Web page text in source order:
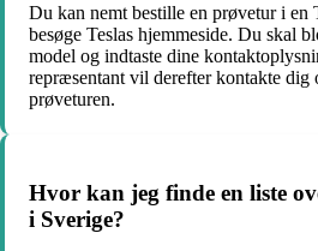
Du kan nemt bestille en prøvetur i en
besøge Teslas hjemmeside. Du skal
model og indtaste dine
repræsentant vil derefter kontakte dig
prøveturen.
Hvor kan jeg finde en liste
i Sverige?